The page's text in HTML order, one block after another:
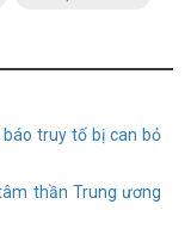
báo truy tố bị can bỏ
thần Trung ương